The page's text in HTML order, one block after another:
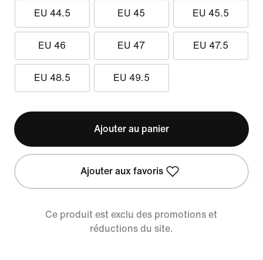
EU 44.5 EU 45 EU 45.5
EU 46 EU 47 EU 47.5
EU 48.5 EU 49.5
Ajouter au panier
Ajouter aux favoris
Ce produit est exclu des promotions et
réductions du site.